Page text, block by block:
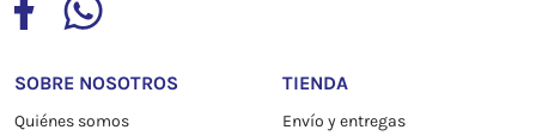
SOBRE NOSOTROS
Quiénes somos
TIENDA
Envío y entregas